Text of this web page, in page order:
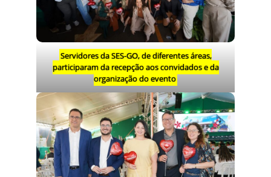
Servidores da SES-GO, de diferentes áreas,
participaram da recepção aos convidados e da
organização do evento